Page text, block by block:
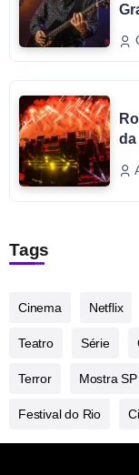
da
Tags
Cinema Netflix
Teatro Série
Terror Mostra SP
Festival do Rio